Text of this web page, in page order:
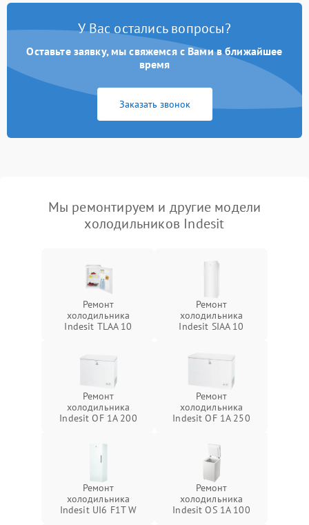
У Вас остались вопросы?
Оставьте заявку, мы свяжемся с Вами в ближайшее
время
Заказать звонок
Мы ремонтируем и другие модели
холодильников Indesit
Ремонт
холодильника
Indesit TLAA 10
Ремонт
холодильника
Indesit SIAA 10
Ремонт
холодильника
Indesit OF 1A 200
Ремонт
холодильника
Indesit OF 1A 250
Ремонт
холодильника
Indesit UI6 F1T W
Ремонт
холодильника
Indesit OS 1A 100